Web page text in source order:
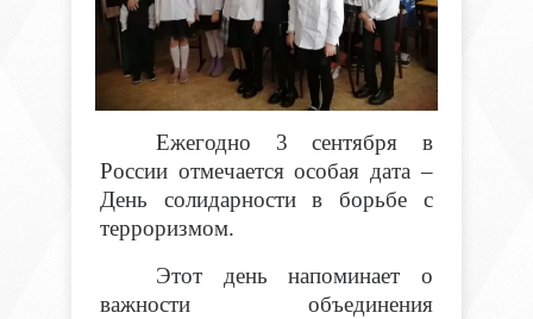
Ежегодно 3 сентября в
России отмечается особая дата –
День солидарности в борьбе с
терроризмом.
Этот день напоминает о
важности объединения